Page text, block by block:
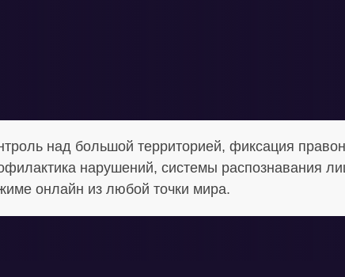
над большой территорией, фиксация
нарушений, системы распознавания
онлайн из любой точки мира.